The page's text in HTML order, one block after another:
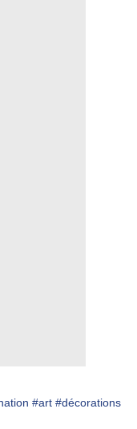
#art #décorations